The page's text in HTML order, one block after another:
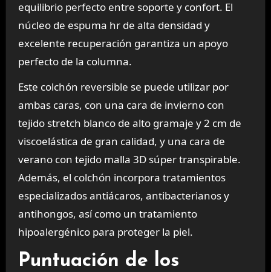
equilibrio perfecto entre soporte y confort. El
núcleo de espuma hr de alta densidad y
excelente recuperación garantiza un apoyo
perfecto de la columna.
Este colchón reversible se puede utilizar por
ambas caras, con una cara de invierno con
tejido stretch blanco de alto gramaje y 2 cm de
viscoelástica de gran calidad, y una cara de
verano con tejido malla 3D súper transpirable.
Además, el colchón incorpora tratamientos
especializados antiácaros, antibacterianos y
antihongos, así como un tratamiento
hipoalergénico para proteger la piel.
Puntuación de los